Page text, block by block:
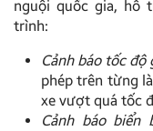
nguội quốc gia, hỗ
trình:
Cảnh báo tốc độ
phép trên từng
xe vượt quá tốc
Cảnh báo biển